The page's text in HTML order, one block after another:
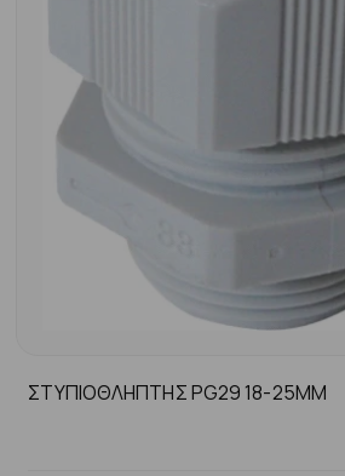
ΣΤΥΠΙΟΘΛΗΠΤΗΣ PG29 18-25MM